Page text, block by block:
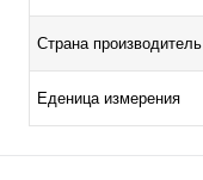
Страна производитель
Еденица измерения